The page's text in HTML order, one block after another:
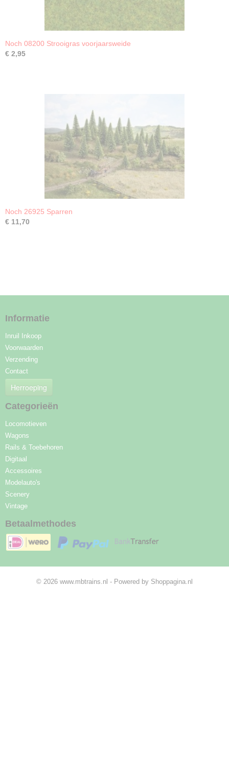
Noch 08200 Strooigras voorjaarsweide
€ 2,95
Noch 26925 Sparren
€ 11,70
Informatie
Inruil Inkoop
Voorwaarden
Verzending
Contact
Herroeping
Categorieën
Locomotieven
Wagons
Rails & Toebehoren
Digitaal
Accessoires
Modelauto's
Scenery
Vintage
Betaalmethodes
© 2026 www.mbtrains.nl - Powered by Shoppagina.nl